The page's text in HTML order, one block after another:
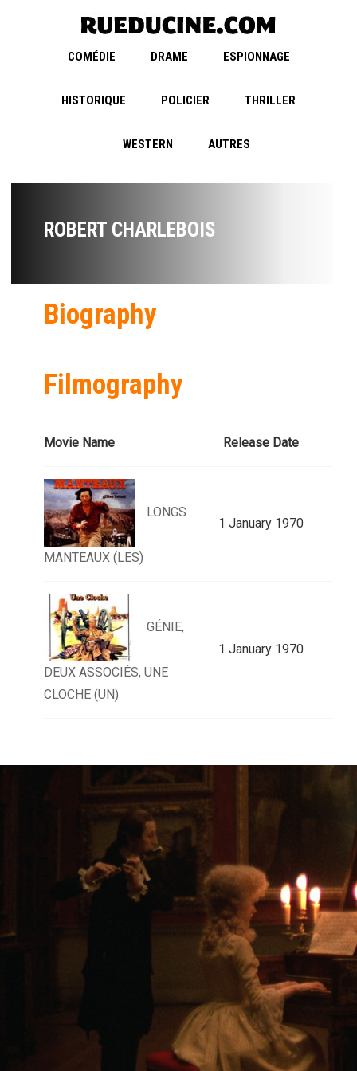
COMÉDIE DRAME ESPIONNAGE
HISTORIQUE POLICIER THRILLER
WESTERN AUTRES
ROBERT CHARLEBOIS
Biography
Filmography
Movie Name Release Date
LONGS
MANTEAUX (LES)
1 January 1970
GÉNIE,
DEUX ASSOCIÉS, UNE
CLOCHE (UN)
1 January 1970